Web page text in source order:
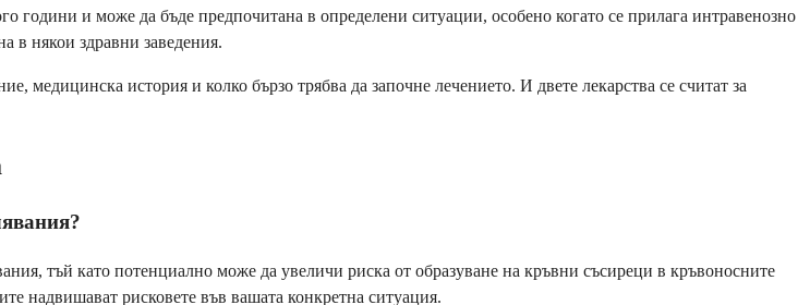
години и може да бъде предпочитана в определени ситуации, особено когато се прилага интравенозно
в някои здравни заведения.
медицинска история и колко бързо трябва да започне лечението. И двете лекарства се считат за
тъй като потенциално може да увеличи риска от образуване на кръвни съсиреци в кръвоносните
надвишават рисковете във вашата конкретна ситуация.